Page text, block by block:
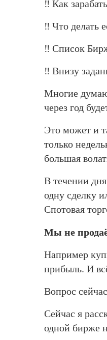
‼️ Как
‼️ Что делать
‼️ Список
‼️ Внизу
Многие
через год
Это может и
только
большая
В течении
одну сделку
Спотовая
Мы не
Например
прибыль. И
Вопрос
Сейчас я
одной бирже